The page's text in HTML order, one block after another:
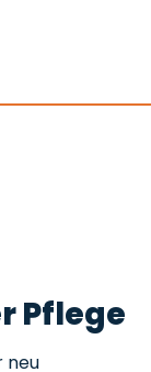
Pflege
neu